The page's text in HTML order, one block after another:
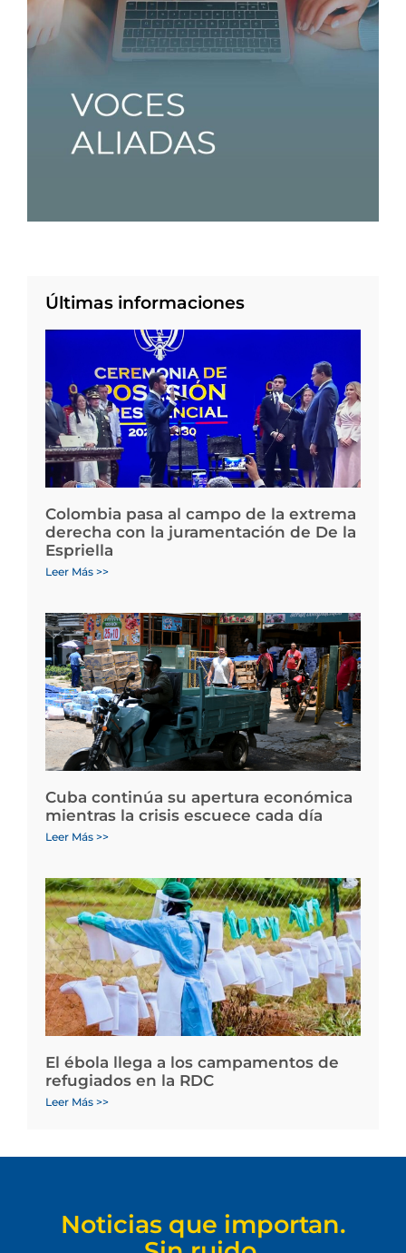
Últimas informaciones
Colombia pasa al campo de la extrema
derecha con la juramentación de De la
Espriella
Leer Más >>
Cuba continúa su apertura económica
mientras la crisis escuece cada día
Leer Más >>
El ébola llega a los campamentos de
refugiados en la RDC
Leer Más >>
Noticias que importan.